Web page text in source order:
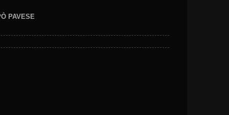
PAVESE